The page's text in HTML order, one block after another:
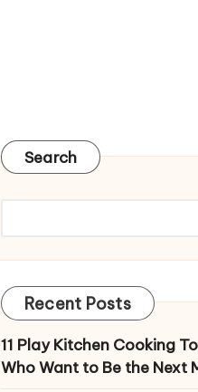
Search
Recent Posts
11 Play Kitchen Cooking
Who Want to Be the Next